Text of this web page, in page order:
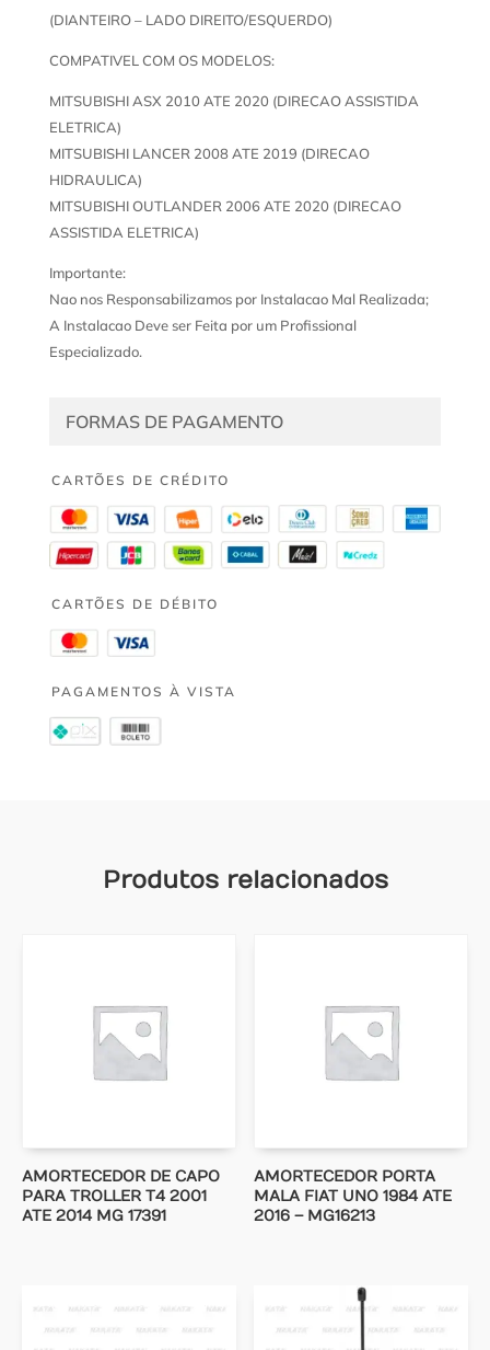
(DIANTEIRO – LADO DIREITO/ESQUERDO)
COMPATIVEL COM OS MODELOS:
MITSUBISHI ASX 2010 ATE 2020 (DIRECAO ASSISTIDA
ELETRICA)
MITSUBISHI LANCER 2008 ATE 2019 (DIRECAO
HIDRAULICA)
MITSUBISHI OUTLANDER 2006 ATE 2020 (DIRECAO
ASSISTIDA ELETRICA)
Importante:
Nao nos Responsabilizamos por Instalacao Mal Realizada;
A Instalacao Deve ser Feita por um Profissional
Especializado.
FORMAS DE PAGAMENTO
CARTÕES DE CRÉDITO
CARTÕES DE DÉBITO
PAGAMENTOS À VISTA
Produtos relacionados
AMORTECEDOR DE CAPO
PARA TROLLER T4 2001
ATE 2014 MG 17391
AMORTECEDOR PORTA
MALA FIAT UNO 1984 ATE
2016 – MG16213